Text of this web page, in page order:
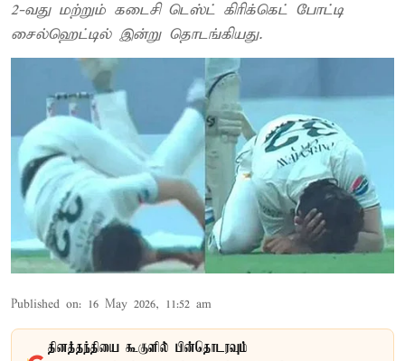
2-வது மற்றும் கடைசி டெஸ்ட் கிரிக்கெட் போட்டி
சைல்ஹெட்டில் இன்று தொடங்கியது.
Published on: 16 May 2026, 11:52 am
தினத்தந்தியை கூகுளில் பின்தொடரவும்